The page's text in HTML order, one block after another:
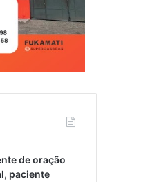
de oração
paciente